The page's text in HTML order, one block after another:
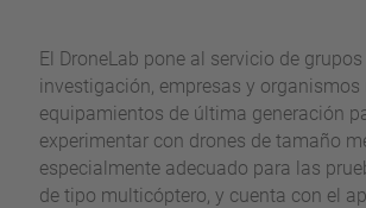
El DroneLab pone al servicio de grupos
investigación, empresas y
equipamientos de última generación
experimentar con drones de tamaño
especialmente adecuado para las
de tipo multicóptero, y cuenta con el